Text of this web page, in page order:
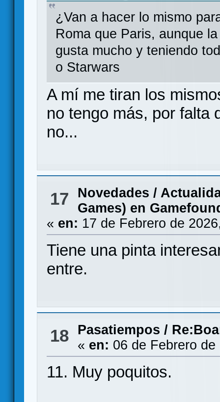
¿Van a hacer lo mismo
Roma que Paris, aunque
gusta mucho y teniendo
o Starwars
A mí me tiran los
no tengo más, por falta
no...
17
Novedades /
Games) en
« en: 17 de Febrero de
Tiene una pinta
entre.
18 Pasatiempos /
« en: 06 de Febrero
11. Muy poquitos.